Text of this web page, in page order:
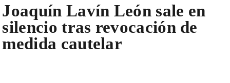
Joaquín Lavín León sale en
silencio tras revocación de
medida cautelar